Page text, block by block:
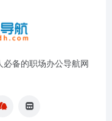
必备的职场办公导航网